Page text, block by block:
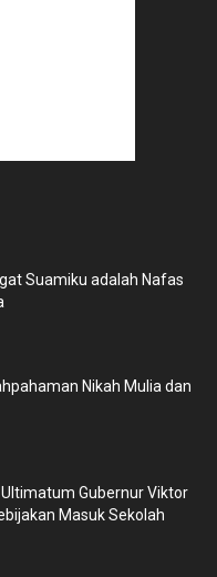
Suamiku adalah Nafas
Nikah Mulia dan
Gubernur Viktor
Masuk Sekolah